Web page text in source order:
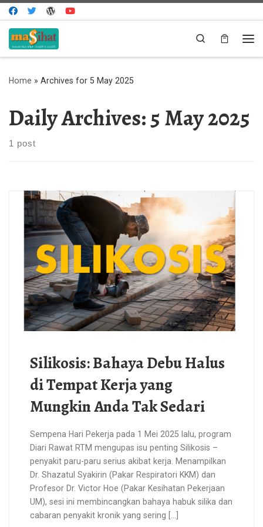
Skip to content
Search
Home » Archives for 5 May 2025
Daily Archives:5 May 2025
1 post
Silikosis: Bahaya Debu Halus
di Tempat Kerja yang
Mungkin Anda Tak Sedari
Sempena Hari Pekerja pada 1 Mei 2025 lalu, program
Diari Rawat RTM mengupas isu penting Silikosis –
penyakit paru-paru serius akibat kerja. Menampilkan
Dr. Shazatul Syakirin (Pakar Respiratori KKM) dan
Profesor Dr. Victor Hoe (Pakar Kesihatan Pekerjaan
UM), sesi ini membincangkan bahaya habuk silika dan
cabaran penyakit kronik yang sering […]